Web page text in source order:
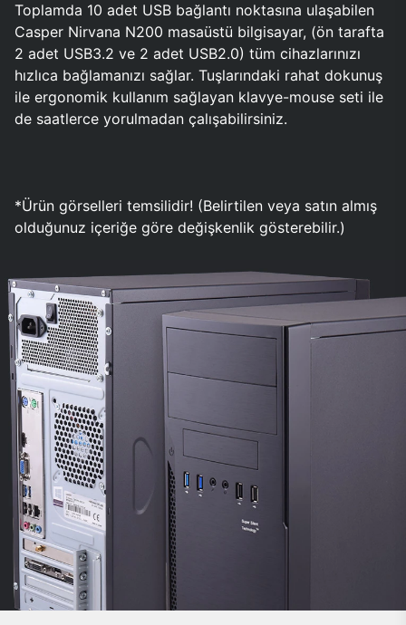
Toplamda 10 adet USB bağlantı noktasına ulaşabilen
Casper Nirvana N200 masaüstü bilgisayar, (ön tarafta
2 adet USB3.2 ve 2 adet USB2.0) tüm cihazlarınızı
hızlıca bağlamanızı sağlar. Tuşlarındaki rahat dokunuş
ile ergonomik kullanım sağlayan klavye-mouse seti ile
de saatlerce yorulmadan çalışabilirsiniz.
*Ürün görselleri temsilidir! (Belirtilen veya satın almış
olduğunuz içeriğe göre değişkenlik gösterebilir.)